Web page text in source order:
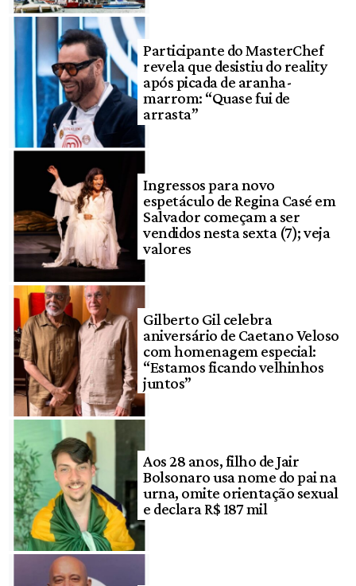
Participante do MasterChef
revela que desistiu do reality
após picada de aranha-
marrom: “Quase fui de
arrasta”
Ingressos para novo
espetáculo de Regina Casé em
Salvador começam a ser
vendidos nesta sexta (7); veja
valores
Gilberto Gil celebra
aniversário de Caetano Veloso
com homenagem especial:
“Estamos ficando velhinhos
juntos”
Aos 28 anos, filho de Jair
Bolsonaro usa nome do pai na
urna, omite orientação sexual
e declara R$ 187 mil